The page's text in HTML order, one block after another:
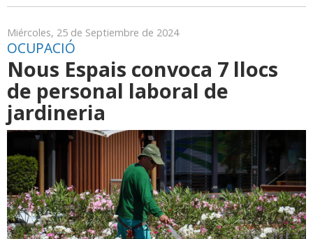
Miércoles, 25 de Septiembre de 2024
OCUPACIÓ
Nous Espais convoca 7 llocs
de personal laboral de
jardineria